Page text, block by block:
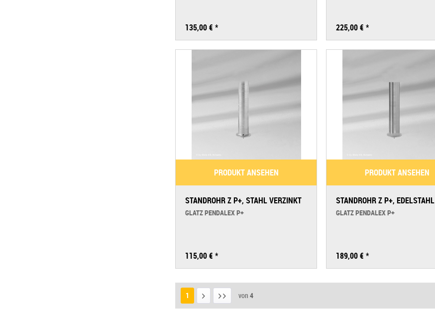
135,00 € * 225,00 € *
PRODUKT ANSEHEN
STANDROHR Z P+, STAHL VERZINKT
GLATZ PENDALEX P+
115,00 € *
PRODUKT ANSEHEN
STANDROHR Z P+, EDELSTAHL
GLATZ PENDALEX P+
189,00 € *
1 von 4